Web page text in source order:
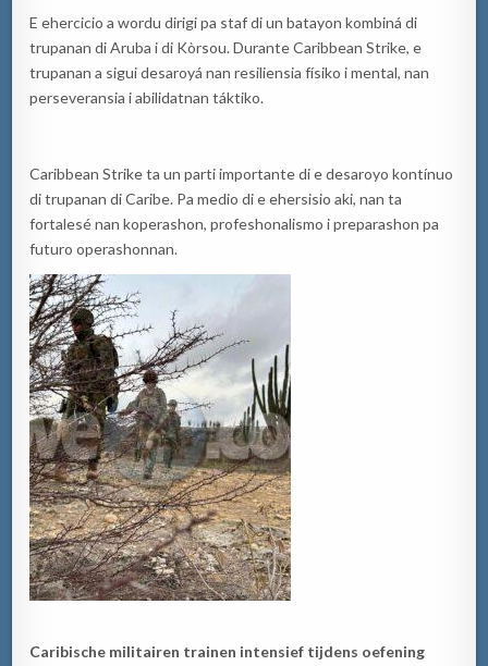
E ehercicio a wordu dirigi pa staf di un batayon kombiná di
trupanan di Aruba i di Kòrsou. Durante Caribbean Strike, e
trupanan a sigui desaroyá nan resiliensia físiko i mental, nan
perseveransia i abilidatnan táktiko.
Caribbean Strike ta un parti importante di e desaroyo kontínuo
di trupanan di Caribe. Pa medio di e ehersisio aki, nan ta
fortalesé nan koperashon, profeshonalismo i preparashon pa
futuro operashonnan.
Caribische militairen trainen intensief tijdens oefening